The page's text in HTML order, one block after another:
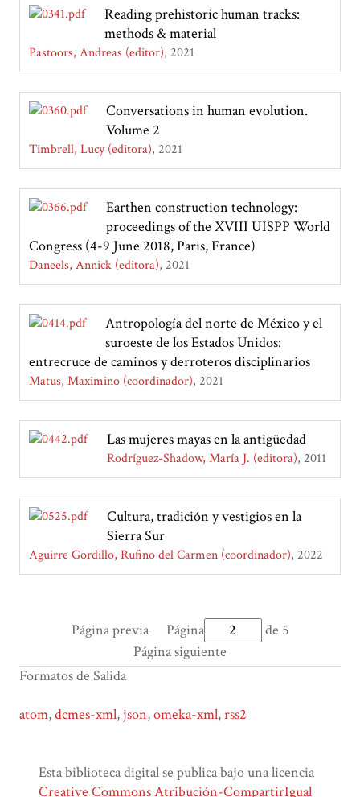
Reading prehistoric human tracks:
methods & material
Pastoors, Andreas (editor) 2021
Conversations in human evolution.
Volume 2
Timbrell, Lucy (editora) 2021
Earthen construction technology:
proceedings of the XVIII UISPP World
Congress (4-9 June 2018, Paris, France)
Daneels, Annick (editora) 2021
Antropología del norte de México y el
suroeste de los Estados Unidos:
entrecruce de caminos y derroteros disciplinarios
Matus, Maximino (coordinador) 2021
Las mujeres mayas en la antigüedad
Rodríguez-Shadow, María J. (editora) 2011
Cultura, tradición y vestigios en la
Sierra Sur
Aguirre Gordillo, Rufino del Carmen (coordinador) 2022
Página previa Página
de 5
Página siguiente
Formatos de Salida
atom,dcmes-xml, json,omeka-xml,rss2
Esta biblioteca digital se publica bajo una licencia
Creative Commons Atribución-CompartirIgual